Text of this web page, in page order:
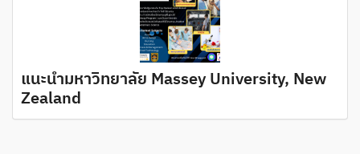
แนะนำมหาวิทยาลัย Massey University, New
Zealand